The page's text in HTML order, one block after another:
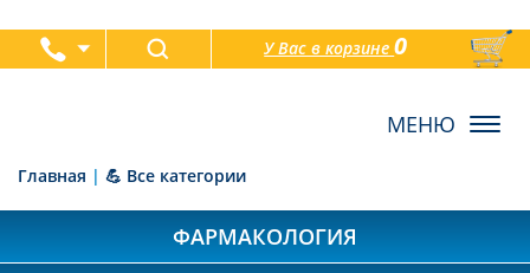
У Вас в корзине0
товаров
Главная | 💪 Все категории
ФАРМАКОЛОГИЯ